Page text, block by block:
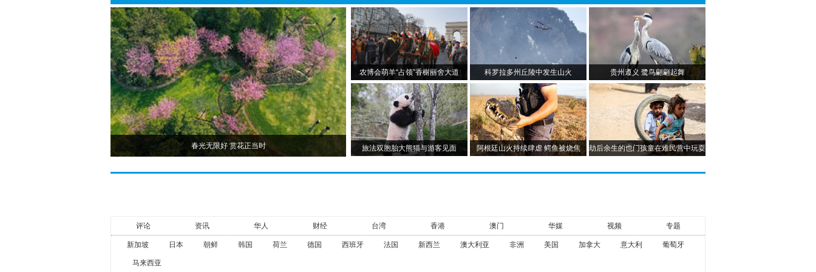
农博会萌羊“占领”香榭丽舍大道 科罗拉多州丘陵中发生山火 贵州遵义 鹭鸟翩翩起舞
旅法双胞胎大熊猫与游客见面 阿根廷山火持续肆虐 鳄鱼被烧焦 劫后余生的也门孩童在难民营中玩耍
春光无限好 赏花正当时
评论 资讯 华人 财经 台湾 香港 澳门 华媒 视频 专题
新加坡 日本 朝鲜 韩国 荷兰 德国 西班牙 法国 新西兰 澳大利亚 非洲 美国 加拿大 意大利 葡萄牙
马来西亚